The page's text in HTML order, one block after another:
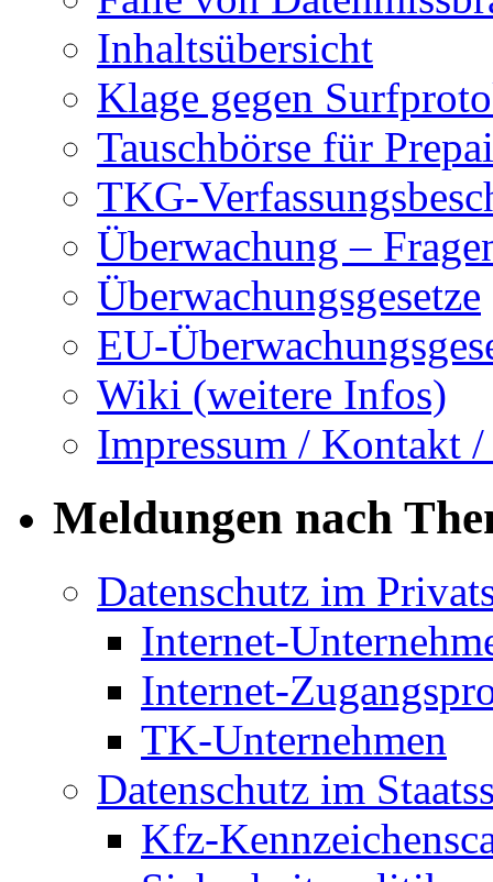
Inhaltsübersicht
Klage gegen
Tauschbörse für
TKG-
Überwachung –
Überwachungsgesetze
EU-
Wiki (weitere Infos)
Impressum / Kontakt
Meldungen nach
Datenschutz im
Internet-
Internet-
TK-Unternehmen
Datenschutz im
Kfz-